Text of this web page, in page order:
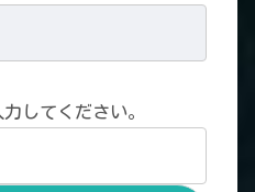
してください。